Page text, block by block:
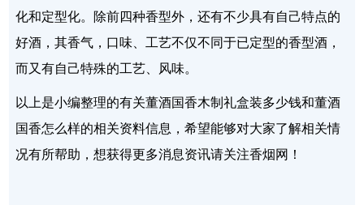
化和定型化。除前四种香型外，还有不少具有自己特点的
好酒，其香气，口味、工艺不仅不同于已定型的香型酒，
而又有自己特殊的工艺、风味。
以上是小编整理的有关董酒国香木制礼盒装多少钱和董酒
国香怎么样的相关资料信息，希望能够对大家了解相关情
况有所帮助，想获得更多消息资讯请关注香烟网！